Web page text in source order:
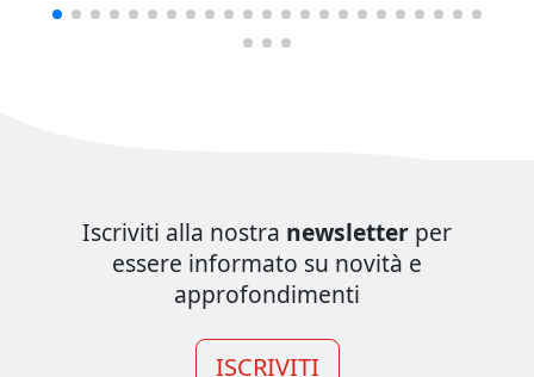
Iscriviti alla nostra newsletter per
essere informato su novità e
approfondimenti
ISCRIVITI